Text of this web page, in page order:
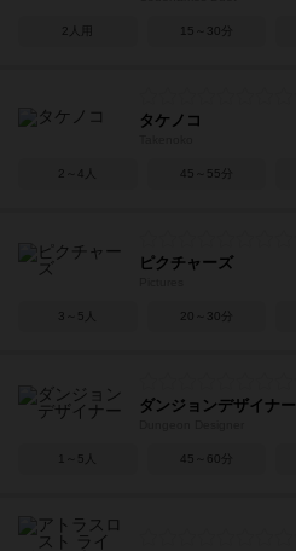
2人用 15～30分
タケノコ
2～4人 45～55分
ピクチャーズ
3～5人 20～30分
ダンジョンデザイナー
1～5人 45～60分